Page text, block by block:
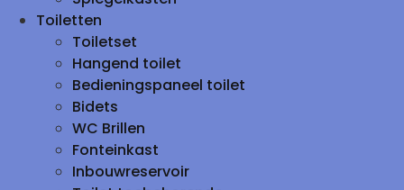
Toiletten
Toiletset
Hangend toilet
Bedieningspaneel toilet
Bidets
WC Brillen
Fonteinkast
Inbouwreservoir